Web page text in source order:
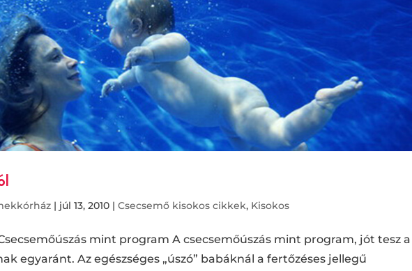
| júl 13, 2010 |Csecsemő kisokos cikkek, Kisokos
mint program A csecsemőúszás mint program, jót tesz a
egyaránt. Az egészséges „úszó” babáknál a fertőzéses jellegű